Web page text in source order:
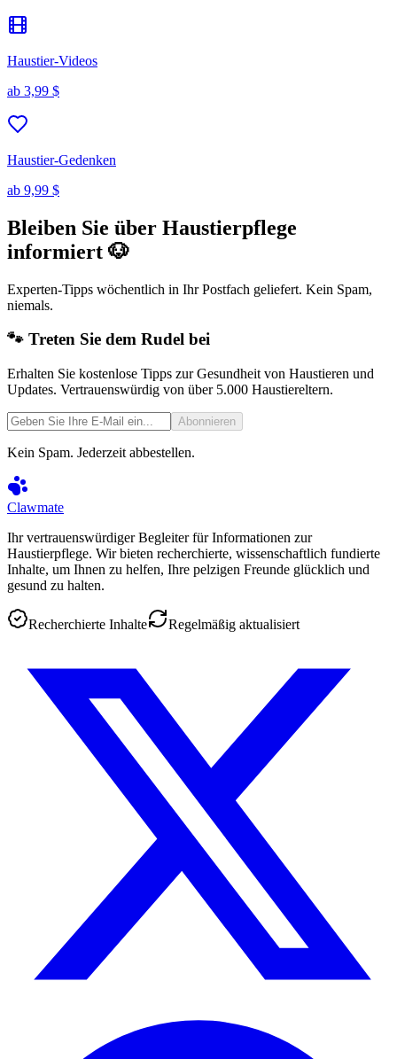
Haustier-Videos
ab 3,99 $
Haustier-Gedenken
ab 9,99 $
Bleiben Sie über Haustierpflege
informiert 🐶
Experten-Tipps wöchentlich in Ihr Postfach geliefert. Kein Spam,
niemals.
🐾 Treten Sie dem Rudel bei
Erhalten Sie kostenlose Tipps zur Gesundheit von Haustieren und
Updates. Vertrauenswürdig von über 5.000 Haustiereltern.
Abonnieren
Kein Spam. Jederzeit abbestellen.
Clawmate
Ihr vertrauenswürdiger Begleiter für Informationen zur
Haustierpflege. Wir bieten recherchierte, wissenschaftlich fundierte
Inhalte, um Ihnen zu helfen, Ihre pelzigen Freunde glücklich und
gesund zu halten.
Recherchierte Inhalte Regelmäßig aktualisiert